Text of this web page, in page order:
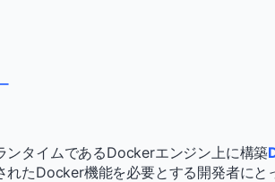
ンタイムであるDockerエンジン上に構築
れたDocker機能を必要とする開発者に